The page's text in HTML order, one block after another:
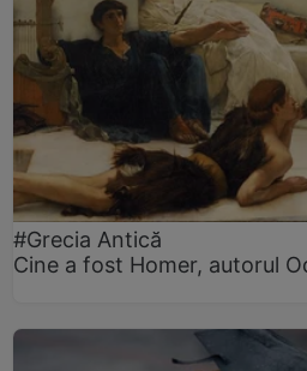
#Grecia Antică
Cine a fost Homer, autorul